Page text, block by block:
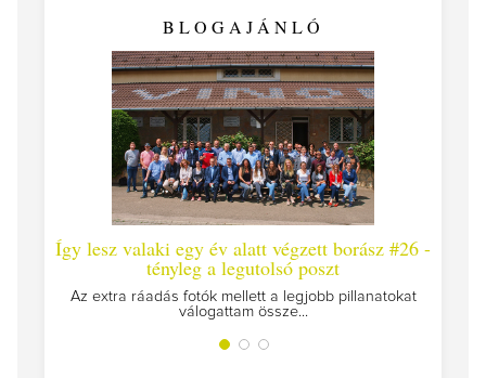
BLOGAJÁNLÓ
Így lesz valaki egy év alatt végzett borász #26 -
tényleg a legutolsó poszt
Az extra ráadás fotók mellett a legjobb pillanatokat
válogattam össze...